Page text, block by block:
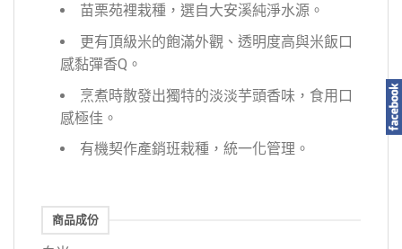
苗栗苑裡栽種，選自大安溪純淨水源。
更有頂級米的飽滿外觀、透明度高與米飯口
感黏彈香Q。
烹煮時散發出獨特的淡淡芋頭香味，食用口
感極佳。
有機契作產銷班栽種，統一化管理。
商品成份